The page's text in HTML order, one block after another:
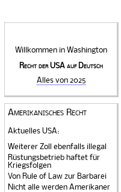
Willkommen in Washington
Recht der USA auf Deutsch
Alles von 2025
Amerikanisches Recht
Aktuelles USA:
Weiterer Zoll ebenfalls illegal
Rüstungsbetrieb haftet für
Kriegsfolgen
Von Rule of Law zur Barbarei
Nicht alle werden Amerikaner